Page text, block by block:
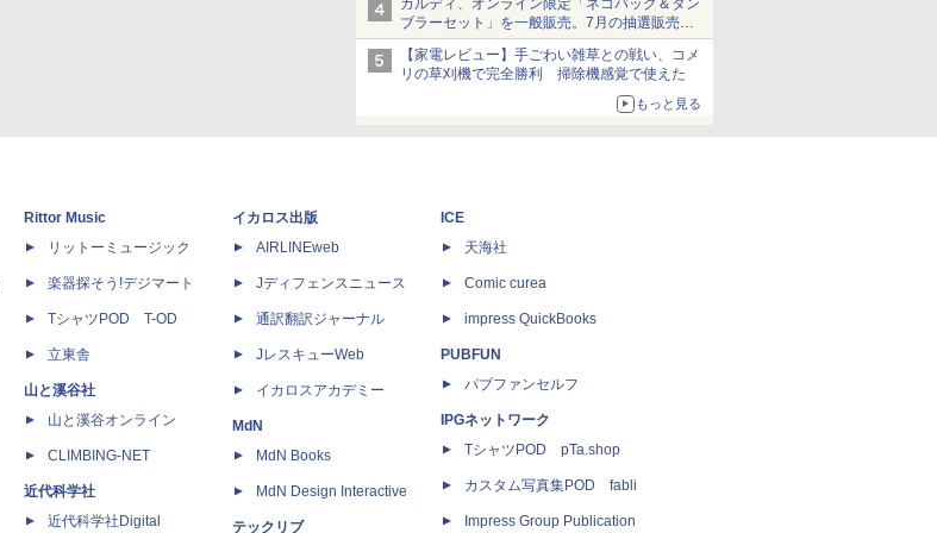
カルディ、オンライン限定「ネコバッグ＆タン
ブラーセット」を一般販売。7月の抽選販売の
当選無効分
【家電レビュー】手ごわい雑草との戦い、コメ
リの草刈機で完全勝利 掃除機感覚で使えた
もっと見る
Rittor Music
リットーミュージック
楽器探そう!デジマート
TシャツPOD T-OD
立東舎
山と溪谷社
山と溪谷オンライン
CLIMBING-NET
近代科学社
近代科学社Digital
イカロス出版
AIRLINEweb
Jディフェンスニュース
通訳翻訳ジャーナル
JレスキューWeb
イカロスアカデミー
MdN
MdN Books
MdN Design Interactive
テックリブ
ICE
天海社
Comic curea
impress QuickBooks
PUBFUN
パブファンセルフ
IPGネットワーク
TシャツPOD pTa.shop
カスタム写真集POD fabli
Impress Group Publication